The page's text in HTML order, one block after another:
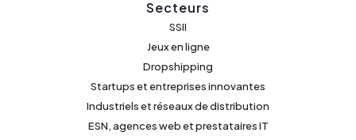
Secteurs
SSII
Jeux en ligne
Dropshipping
Startups et entreprises innovantes
Industriels et réseaux de distribution
ESN, agences web et prestataires IT